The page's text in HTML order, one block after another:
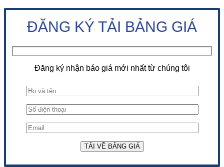
ĐĂNG KÝ TẢI BẢNG GIÁ
Đăng ký nhận báo giá mới nhất từ chúng tôi